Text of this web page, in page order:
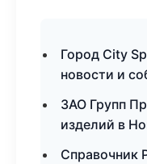
Город City
новости и
ЗАО Групп
изделий в
Справочник